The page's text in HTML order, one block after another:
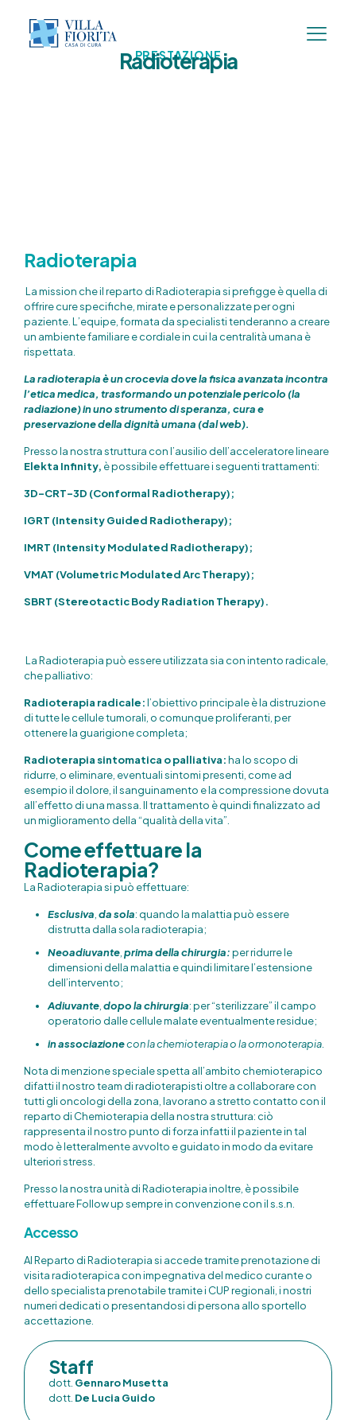
PRESTAZIONE
Radioterapia
Radioterapia
La mission che il reparto di Radioterapia si prefigge è quella di
offrire cure specifiche, mirate e personalizzate per ogni
paziente. L’equipe, formata da specialisti tenderanno a creare
un ambiente familiare e cordiale in cui la centralità umana è
rispettata.
La radioterapia è un crocevia dove la fisica avanzata incontra
l’etica medica, trasformando un potenziale pericolo (la
radiazione) in uno strumento di speranza, cura e
preservazione della dignità umana (dal web).
Presso la nostra struttura con l’ausilio dell’acceleratore lineare
Elekta Infinity, è possibile effettuare i seguenti trattamenti:
3D-CRT-3D (Conformal Radiotherapy);
IGRT (Intensity Guided Radiotherapy);
IMRT (Intensity Modulated Radiotherapy);
VMAT (Volumetric Modulated Arc Therapy);
SBRT (Stereotactic Body Radiation Therapy).
La Radioterapia può essere utilizzata sia con intento radicale,
che palliativo:
Radioterapia radicale:l’obiettivo principale è la distruzione
di tutte le cellule tumorali, o comunque proliferanti, per
ottenere la guarigione completa;
Radioterapia sintomatica o palliativa:ha lo scopo di
ridurre, o eliminare, eventuali sintomi presenti, come ad
esempio il dolore, il sanguinamento e la compressione dovuta
all’effetto di una massa. Il trattamento è quindi finalizzato ad
un miglioramento della “qualità della vita”.
Come effettuare la
Radioterapia?
La Radioterapia si può effettuare:
Esclusiva da sola: quando la malattia può essere
distrutta dalla sola radioterapia;
Neoadiuvante prima della chirurgia:per ridurre le
dimensioni della malattia e quindi limitare l’estensione
dell’intervento;
Adiuvante dopo la chirurgia: per “sterilizzare” il campo
operatorio dalle cellule malate eventualmente residue;
in associazionecon la chemioterapia o la ormonoterapia.
Nota di menzione speciale spetta all’ambito chemioterapico
difatti il nostro team di radioterapisti oltre a collaborare con
tutti gli oncologi della zona, lavorano a stretto contatto con il
reparto di Chemioterapia della nostra struttura: ciò
rappresenta il nostro punto di forza infatti il paziente in tal
modo è letteralmente avvolto e guidato in modo da evitare
ulteriori stress.
Presso la nostra unità di Radioterapia inoltre, è possibile
effettuare Follow up sempre in convenzione con il s.s.n.
Accesso
Al Reparto di Radioterapia si accede tramite prenotazione di
visita radioterapica con impegnativa del medico curante o
dello specialista prenotabile tramite i CUP regionali, i nostri
numeri dedicati o presentandosi di persona allo sportello
accettazione.
Staff
dott. Gennaro Musetta
dott. De Lucia Guido